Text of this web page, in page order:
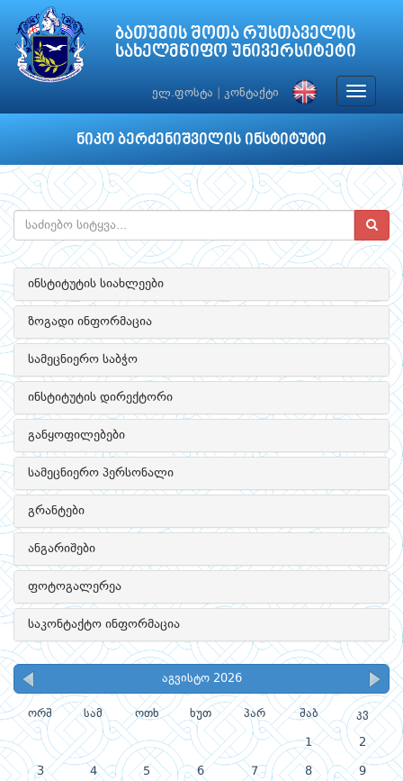
ბათუმის შოთა რუსთაველის
სახელმწიფო უნივერსიტეტი
ელ.ფოსტა კონტაქტი
Toggle
ნიკო ბერძენიშვილის ინსტიტუტი
ინსტიტუტის სიახლეები
ზოგადი ინფორმაცია
სამეცნიერო საბჭო
ინსტიტუტის დირექტორი
განყოფილებები
სამეცნიერო პერსონალი
გრანტები
ანგარიშები
ფოტოგალერეა
საკონტაქტო ინფორმაცია
აგვისტო 2026
ორშ სამ ოთხ ხუთ პარ შაბ კვ
1 2
3 4 5 6 7 8 9